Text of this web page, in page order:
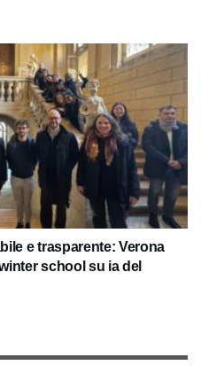
e trasparente: Verona
school su ia del